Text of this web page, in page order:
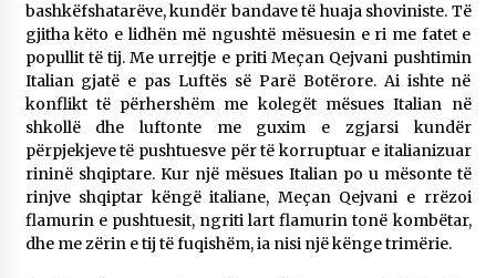
bashkëfshatarëve, kundër bandave të huaja shoviniste. Të
gjitha këto e lidhën më ngushtë mësuesin e ri me fatet e
popullit të tij. Me urrejtje e priti Meçan Qejvani pushtimin
Italian gjatë e pas Luftës së Parë Botërore. Ai ishte në
konflikt të përhershëm me kolegët mësues Italian në
shkollë dhe luftonte me guxim e zgjarsi kundër
përpjekjeve të pushtuesve për të korruptuar e italianizuar
rininë shqiptare. Kur një mësues Italian po u mësonte të
rinjve shqiptar këngë italiane, Meçan Qejvani e rrëzoi
flamurin e pushtuesit, ngriti lart flamurin tonë kombëtar,
dhe me zërin e tij të fuqishëm, ia nisi një kënge trimërie.